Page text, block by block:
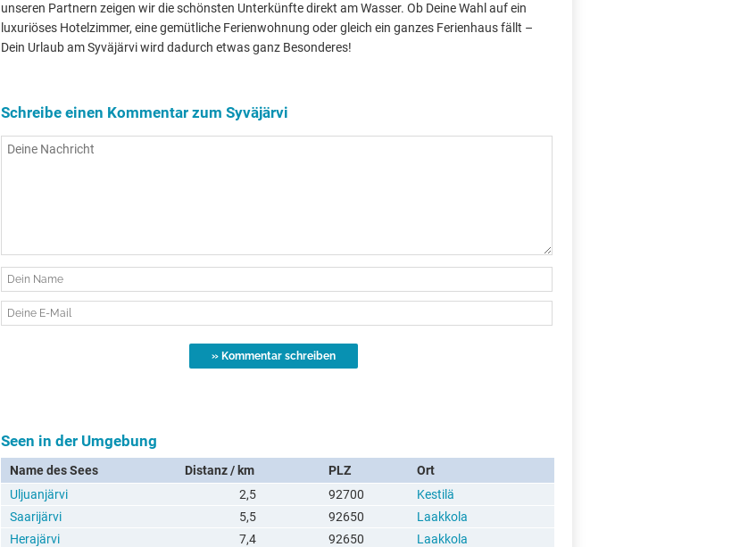
unseren Partnern zeigen wir die schönsten Unterkünfte direkt am Wasser. Ob Deine Wahl auf ein
luxuriöses Hotelzimmer, eine gemütliche Ferienwohnung oder gleich ein ganzes Ferienhaus fällt –
Dein Urlaub am Syväjärvi wird dadurch etwas ganz Besonderes!
Schreibe einen Kommentar zum Syväjärvi
Seen in der Umgebung
Name des Sees Distanz / km PLZ
Ort
Uljuanjärvi
2,5 92700
Kestilä
Saarijärvi
5,5 92650
Laakkola
Herajärvi
7,4 92650
Laakkola